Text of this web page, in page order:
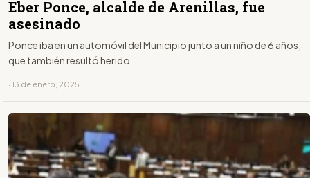
Eber Ponce, alcalde de Arenillas, fue
asesinado
Ponce iba en un automóvil del Municipio junto a un niño de 6 años,
que también resultó herido
· 13 de enero, 2025